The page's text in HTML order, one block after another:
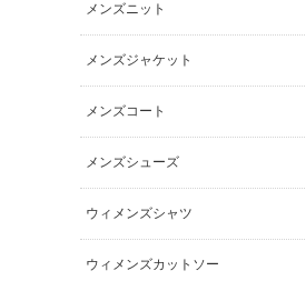
メンズニット
メンズジャケット
メンズコート
メンズシューズ
ウィメンズシャツ
ウィメンズカットソー